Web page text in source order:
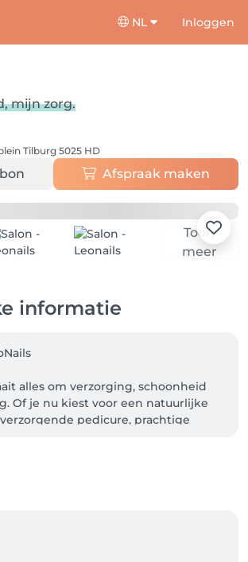
NL Inloggen
mijn zorg.
Tilburg 5025 HD
Afspraak maken
Toon
meer
informatie
alles om verzorging, schoonheid
Of je nu kiest voor een natuurlijke
pedicure, prachtige
die ik aanbied.
en advies